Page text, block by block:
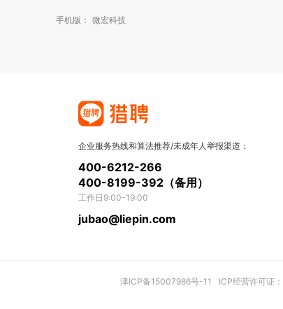
手机版： 微宏科技